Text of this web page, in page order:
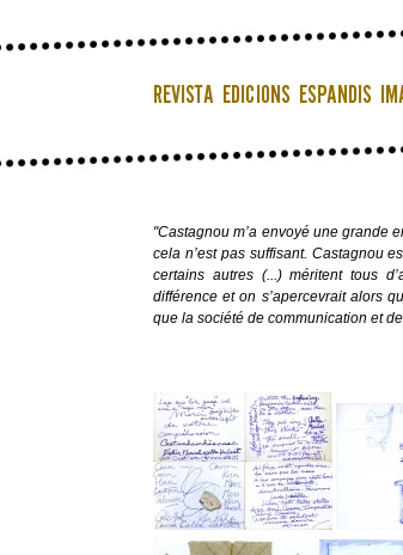
"Castagnou m’a envoyé une grande
cela n’est pas suffisant. Castagnou
certains autres (...) méritent tous
différence et on s’apercevrait alors
que la société de communication et